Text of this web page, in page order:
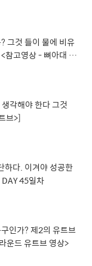
그것 들이 물에 비유
각해야 한다 그것
유트브>]
하다. 이겨야 성공한
45일차
운드 유트브 영상>